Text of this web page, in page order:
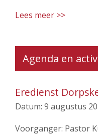
Lees meer >>
Agenda en
Eredienst
Datum: 9 augustus
Voorganger: Pastor